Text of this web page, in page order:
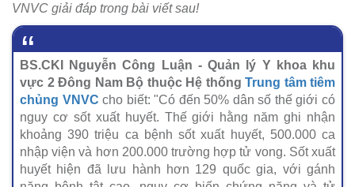
VNVC giải đáp trong bài viết sau!
BS.CKI Nguyễn Công Luận - Quản lý Y khoa khu
vực 2 Đông Nam Bộ thuộc Hệ thống Trung tâm tiêm
chủng VNVC cho biết: "Có đến 50% dân số thế giới có
nguy cơ sốt xuất huyết. Thế giới hằng năm ghi nhận
khoảng 390 triệu ca bệnh sốt xuất huyết, 500.000 ca
nhập viện và hơn 200.000 trường hợp tử vong. Sốt xuất
huyết hiện đã lưu hành hơn 129 quốc gia, với gánh